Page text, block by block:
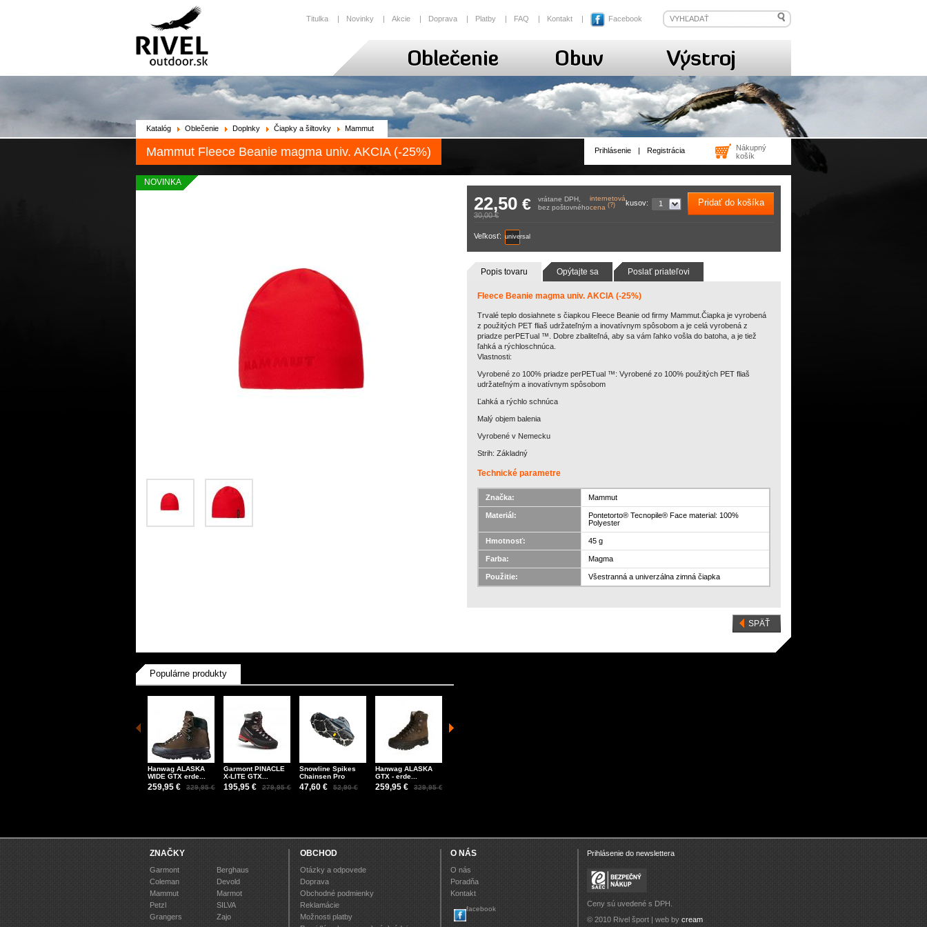
Titulka | Novinky | Akcie | Doprava | Platby | FAQ | Kontakt | Facebook
Prihlásenie | Registrácia
Nákupný
košík
Katalóg Oblečenie Doplnky Čiapky a šiltovky Mammut
Mammut Fleece Beanie magma univ. AKCIA (-25%)
NOVINKA
22,50 €
30,00 €
vrátane DPH,
bez poštovného
internetová
cena (?) kusov: 1 Pridať do košíka
Veľkosť: universal
Popis tovaru Opýtajte sa Poslať priateľovi
Fleece Beanie magma univ. AKCIA (-25%)
Trvalé teplo dosiahnete s čiapkou Fleece Beanie od firmy Mammut.Čiapka je vyrobená
z použitých PET fliaš udržateľným a inovatívnym spôsobom a je celá vyrobená z
priadze perPETual ™. Dobre zbaliteľná, aby sa vám ľahko vošla do batoha, a je tiež
ľahká a rýchloschnúca.
Vlastnosti:
Vyrobené zo 100% priadze perPETual ™: Vyrobené zo 100% použitých PET fliaš
udržateľným a inovatívnym spôsobom
Ľahká a rýchlo schnúca
Malý objem balenia
Vyrobené v Nemecku
Strih: Základný
Technické parametre
Značka: Mammut
Materiál:
Pontetorto® Tecnopile® Face material: 100%
Polyester
Hmotnosť: 45 g
Farba: Magma
Použitie: Všestranná a univerzálna zimná čiapka
SPÄŤ
Populárne produkty
Hanwag ALASKA
WIDE GTX erde...
259,95 € 329,95 €
Garmont PINACLE
X-LITE GTX...
195,95 € 279,95 €
Snowline Spikes
Chainsen Pro
47,60 € 52,90 €
Hanwag ALASKA
GTX - erde...
259,95 € 329,95 €
ZNAČKY
Garmont
Berghaus
Coleman
Devold
Mammut
Marmot
Petzl
SILVA
Grangers
Zajo
OBCHOD
Otázky a odpovede
Doprava
Obchodné podmienky
Reklamácie
Možnosti platby
O NÁS
O nás
Poradňa
Kontakt
facebook
Prihlásenie do newslettera
Ceny sú uvedené s DPH.
© 2010 Rivel šport | web by cream